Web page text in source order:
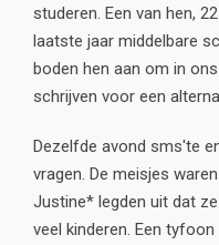
studeren. Een van hen,
laatste jaar middelbare
boden hen aan om in
schrijven voor een
Dezelfde avond sms'te
vragen. De meisjes
Justine* legden uit dat
veel kinderen. Een